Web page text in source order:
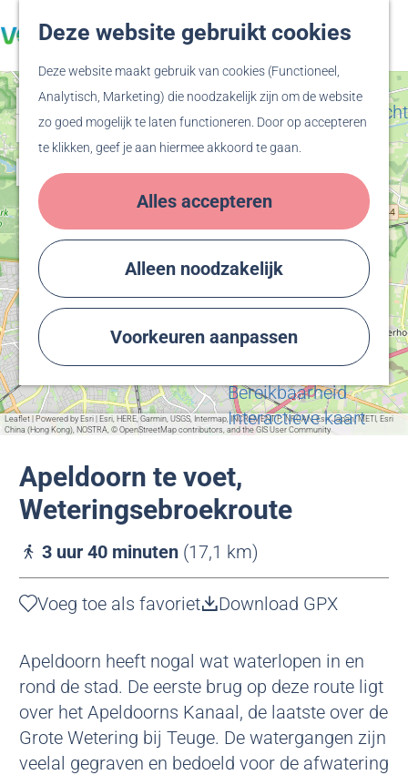
Deze website gebruikt cookies
Deze website maakt gebruik van cookies (Functioneel,
Analytisch, Marketing) die noodzakelijk zijn om de website
zo goed mogelijk te laten functioneren. Door op accepteren
te klikken, geef je aan hiermee akkoord te gaan.
Alles accepteren
Alleen noodzakelijk
Voorkeuren aanpassen
a
n
a
a
r
d
e
h
o
m
e
p
a
g
e
Z
e
k
e
n
F
v
o
r
t
e
n
M
n
Hanzesteden
Zien & Doen
Evenementenoverzicht
Winkelen
Bussloo
Thermen Bussloo
Herdenken & Vieren
Plan je bezoek
Eten & Drinken
Overnachten
Bereikbaarheid
Interactieve kaart
d
r
e
s
r
s
s
+
−
Leaflet
Powered by Esri | Esri, HERE, Garmin, USGS, Intermap, INCREMENT P, NRCAN, Esri Japan, METI, Esri
China (Hong Kong), NOSTRA, © OpenStreetMap contributors, and the GIS User Community
Apeldoorn te voet,
Weteringsebroekroute
3 uur 40 minuten (17,1 km)
Voeg toe als favoriet
Voeg toe als favoriet Download GPX
Apeldoorn heeft nogal wat waterlopen in en
rond de stad. De eerste brug op deze route ligt
over het Apeldoorns Kanaal, de laatste over de
Grote Wetering bij Teuge. De watergangen zijn
veelal gegraven en bedoeld voor de afwatering